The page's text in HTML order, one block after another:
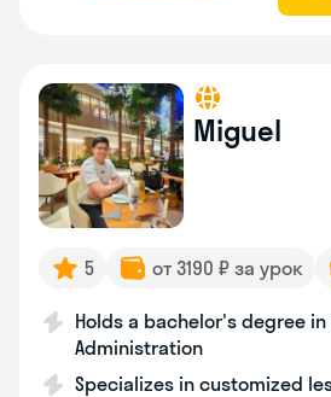
Miguel
5 от 3190 ₽ за урок
Holds a bachelor's degree in
Administration
Specializes in customized